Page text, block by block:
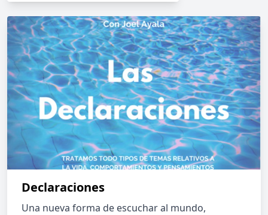
Declaraciones
Una nueva forma de escuchar al mundo,